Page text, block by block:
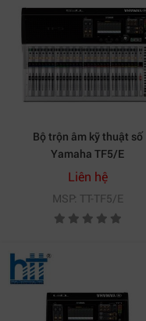
Bộ trộn âm kỹ thuật số
Yamaha TF5/E
Liên hệ
MSP: TT-TF5/E